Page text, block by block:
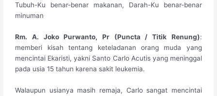
Tubuh-Ku benar-benar makanan, Darah-Ku benar-benar
minuman
Rm. A. Joko Purwanto, Pr (Puncta / Titik Renung):
memberi kisah tentang keteladanan orang muda yang
mencintai Ekaristi, yakni Santo Carlo Acutis yang meninggal
pada usia 15 tahun karena sakit leukemia.
Walaupun usianya masih remaja, Carlo sangat mencintai